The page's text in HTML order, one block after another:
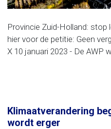
Provincie Zuid-Holland: stop
hier voor de petitie: Geen
X 10 januari 2023 - De AWP
Klimaatverandering
wordt erger